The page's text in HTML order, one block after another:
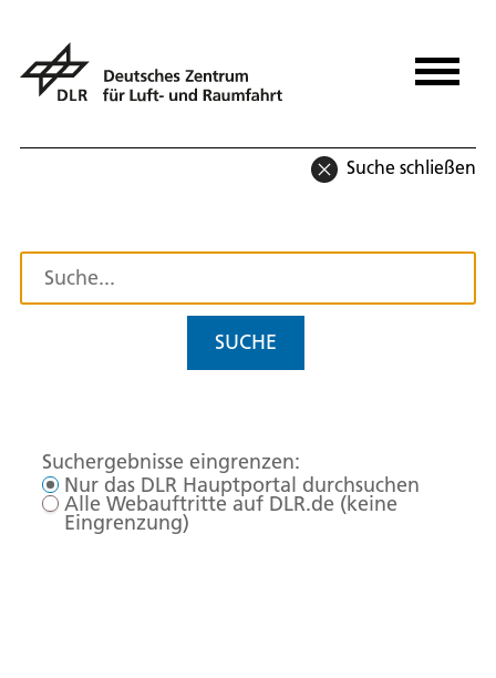
Suche schließen
SUCHE
Suchergebnisse eingrenzen:
Nur das DLR Hauptportal durchsuchen
Alle Webauftritte auf DLR.de (keine
Eingrenzung)